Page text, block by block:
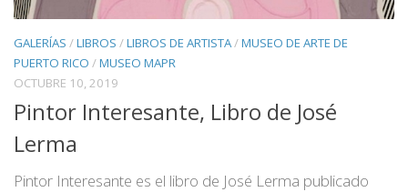
GALERÍAS /LIBROS /LIBROS DE ARTISTA/MUSEO DE ARTE DE
PUERTO RICO /MUSEO MAPR
OCTUBRE 10, 2019
Pintor Interesante, Libro de José
Lerma
Pintor Interesante es el libro de José Lerma publicado